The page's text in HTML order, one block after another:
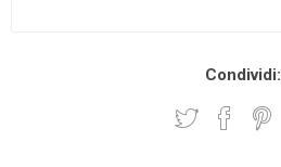
Condividi: